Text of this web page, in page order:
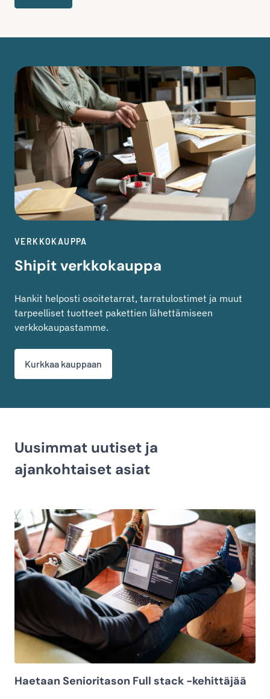
VERKKOKAUPPA
Shipit verkkokauppa
Hankit helposti osoitetarrat, tarratulostimet ja muut
tarpeelliset tuotteet pakettien lähettämiseen
verkkokaupastamme.
Kurkkaa kauppaan
Uusimmat uutiset ja
ajankohtaiset asiat
Haetaan Senioritason Full stack -kehittäjää